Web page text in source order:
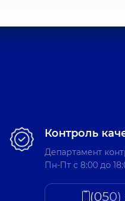
Контроль
Департамент
Пн-Пт c 8:00 до
(050)